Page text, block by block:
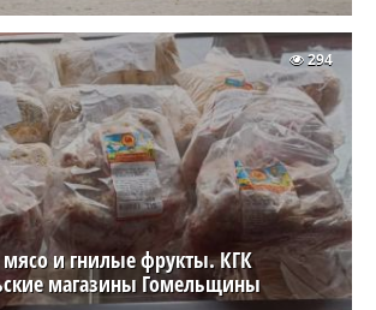
мясо и гнилые фрукты. КГК
магазины Гомельщины
294